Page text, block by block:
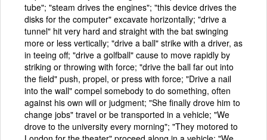
tube"; "steam drives the engines"; "this device drives the
disks for the computer" excavate horizontally; "drive a
tunnel" hit very hard and straight with the bat swinging
more or less vertically; "drive a ball" strike with a driver, as
in teeing off; "drive a golfball" cause to move rapidly by
striking or throwing with force; "drive the ball far out into
the field" push, propel, or press with force; "Drive a nail
into the wall" compel somebody to do something, often
against his own will or judgment; "She finally drove him to
change jobs" travel or be transported in a vehicle; "We
drove to the university every morning"; "They motored to